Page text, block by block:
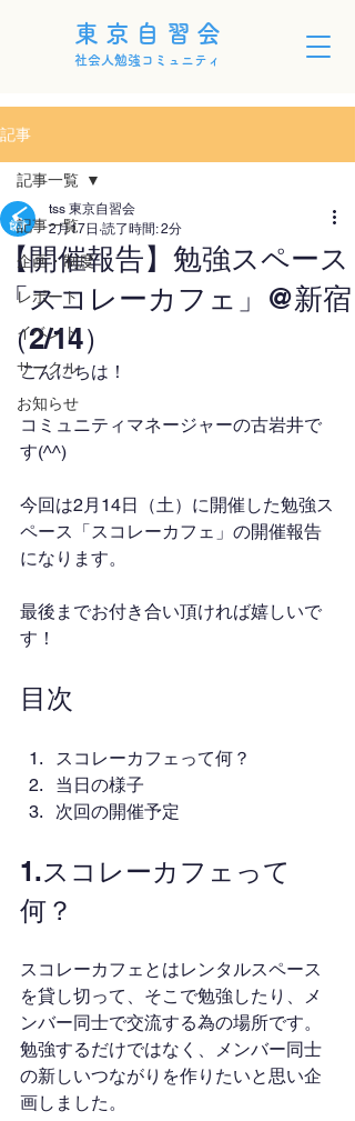
東京自習会
社会人勉強コミュニティ
記事
記事一覧
企画・制度
レポート
イベント
サークル
お知らせ
記事一覧
【開催報告】勉強スペース
「スコレーカフェ」@新宿
（2/14）
tss 東京自習会
2月17日 読了時間: 2分
こんにちは！
コミュニティマネージャーの古岩井で
す(^^)
今回は2月14日（土）に開催した勉強ス
ペース「スコレーカフェ」の開催報告
になります。
最後までお付き合い頂ければ嬉しいで
す！
目次
スコレーカフェって何？
当日の様子
次回の開催予定
1.スコレーカフェって
何？
スコレーカフェとはレンタルスペース
を貸し切って、そこで勉強したり、メ
ンバー同士で交流する為の場所です。
勉強するだけではなく、メンバー同士
の新しいつながりを作りたいと思い企
画しました。